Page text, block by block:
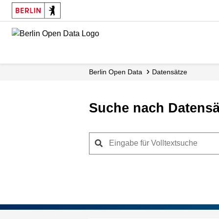
Skip
main
Berlin Open Data Datensätze
Suche nach